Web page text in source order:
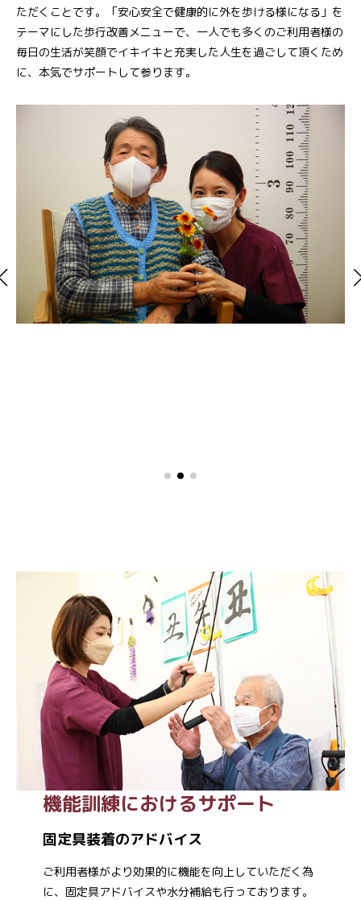
ただくことです。「安心安全で健康的に外を歩ける様になる」を
テーマにした歩行改善メニューで、一人でも多くのご利用者様の
毎日の生活が笑顔でイキイキと充実した人生を過ごして頂くため
に、本気でサポートして参ります。
機能訓練におけるサポート
固定具装着のアドバイス
ご利用者様がより効果的に機能を向上していただく為
に、固定具アドバイスや水分補給も行っております。